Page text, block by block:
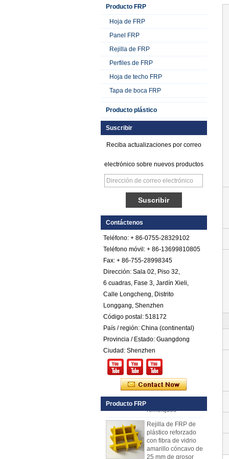
Producto FRP
Hoja de FRP
Panel FRP
Rejilla de FRP
Perfiles de FRP
Hoja de techo FRP
Tapa de boca FRP
Producto plástico
Suscribir
Reciba actualizaciones por correo
electrónico sobre nuevos productos
Contáctenos
Teléfono: + 86-0755-28329102
Teléfono móvil: + 86-13699810805
Fax: + 86-755-28998345
Dirección: Sala 02, Piso 32,
6 cuadras, Fase 3, Jardín Xieli,
Calle Longcheng, Distrito
Longgang, Shenzhen
Código postal: 518172
País / región: China (continental)
Provincia / Estado: Guangdong
Ciudad: Shenzhen
Producto FRP
Hoja de FRP de
con fibra de vidrio y
polietileno satinado
Hoja Pebbled FRP
reforzado con fibra
de vidrio COTA de
color
Comstom Thickness
White Black RV
aislamiento GRP
FRP Paneles en
Panel compuesto
reforzado con fibra
de vidrio FRP PU
de espuma de
Rejilla de FRP de
plástico reforzado
con fibra de vidrio
amarillo cóncavo de
25 mm de grosor